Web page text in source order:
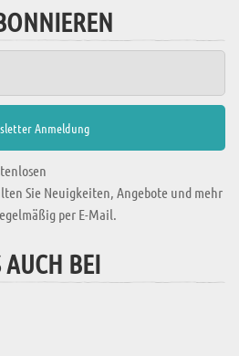
Sie Neuigkeiten, Angebote und mehr
per E-Mail.
BEI